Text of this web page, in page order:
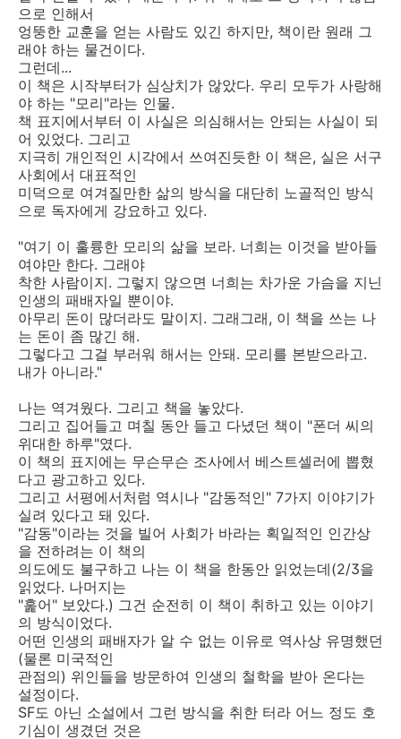
으로 인해서
엉뚱한 교훈을 얻는 사람도 있긴 하지만, 책이란 원래 그
래야 하는 물건이다.
그런데...
이 책은 시작부터가 심상치가 않았다. 우리 모두가 사랑해
야 하는 "모리"라는 인물.
책 표지에서부터 이 사실은 의심해서는 안되는 사실이 되
어 있었다. 그리고
지극히 개인적인 시각에서 쓰여진듯한 이 책은, 실은 서구
사회에서 대표적인
미덕으로 여겨질만한 삶의 방식을 대단히 노골적인 방식
으로 독자에게 강요하고 있다.
"여기 이 훌륭한 모리의 삶을 보라. 너희는 이것을 받아들
여야만 한다. 그래야
착한 사람이지. 그렇지 않으면 너희는 차가운 가슴을 지닌
인생의 패배자일 뿐이야.
아무리 돈이 많더라도 말이지. 그래그래, 이 책을 쓰는 나
는 돈이 좀 많긴 해.
그렇다고 그걸 부러워 해서는 안돼. 모리를 본받으라고.
내가 아니라."
나는 역겨웠다. 그리고 책을 놓았다.
그리고 집어들고 며칠 동안 들고 다녔던 책이 "폰더 씨의
위대한 하루"였다.
이 책의 표지에는 무슨무슨 조사에서 베스트셀러에 뽑혔
다고 광고하고 있다.
그리고 서평에서처럼 역시나 "감동적인" 7가지 이야기가
실려 있다고 돼 있다.
"감동"이라는 것을 빌어 사회가 바라는 획일적인 인간상
을 전하려는 이 책의
의도에도 불구하고 나는 이 책을 한동안 읽었는데(2/3을
읽었다. 나머지는
"훑어" 보았다.) 그건 순전히 이 책이 취하고 있는 이야기
의 방식이었다.
어떤 인생의 패배자가 알 수 없는 이유로 역사상 유명했던
(물론 미국적인
관점의) 위인들을 방문하여 인생의 철학을 받아 온다는
설정이다.
SF도 아닌 소설에서 그런 방식을 취한 터라 어느 정도 호
기심이 생겼던 것은